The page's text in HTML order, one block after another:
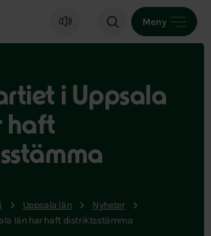
startsida
Meny
i Uppsala
haft
Uppsala län
Nyheter
län har haft distriktsstämma